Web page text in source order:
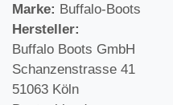
Marke: Buffalo-Boots
Hersteller:
Buffalo Boots GmbH
Schanzenstrasse 41
51063 Köln